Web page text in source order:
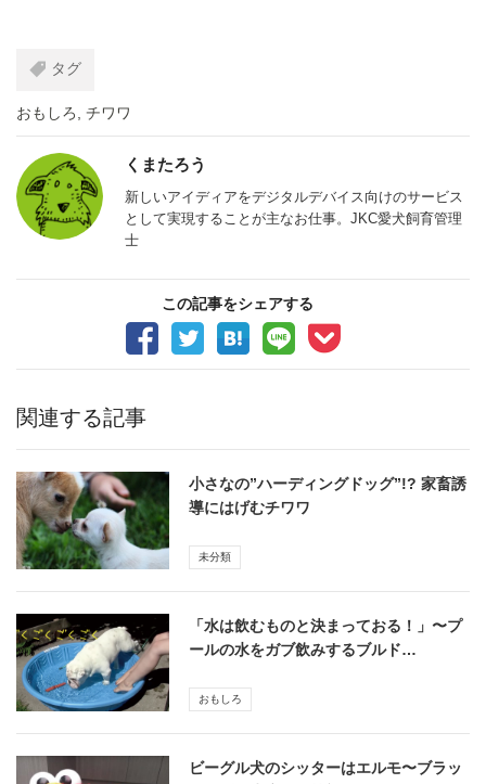
タグ
おもしろ チワワ
くまたろう
新しいアイディアをデジタルデバイス向けのサービス
として実現することが主なお仕事。JKC愛犬飼育管理
士
この記事をシェアする
関連する記事
小さなの”ハーディングドッグ”!? 家畜誘
導にはげむチワワ
未分類
「水は飲むものと決まっておる！」〜プ
ールの水をガブ飲みするブルド…
おもしろ
ビーグル犬のシッターはエルモ〜ブラッ